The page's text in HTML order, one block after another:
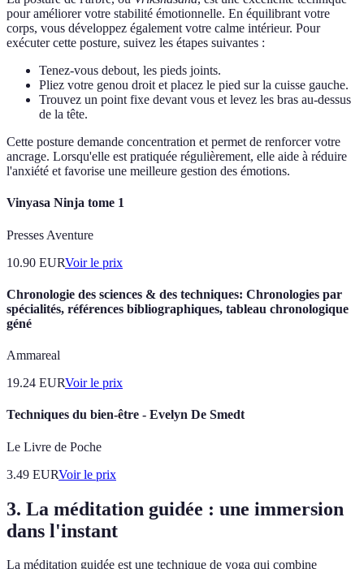
pour améliorer votre stabilité émotionnelle. En équilibrant votre
corps, vous développez également votre calme intérieur. Pour
exécuter cette posture, suivez les étapes suivantes :
Tenez-vous debout, les pieds joints.
Pliez votre genou droit et placez le pied sur la cuisse gauche.
Trouvez un point fixe devant vous et levez les bras au-dessus
de la tête.
Cette posture demande concentration et permet de renforcer votre
ancrage. Lorsqu'elle est pratiquée régulièrement, elle aide à réduire
l'anxiété et favorise une meilleure gestion des émotions.
Vinyasa Ninja tome 1
Presses Aventure
10.90 EURVoir le prix
Chronologie des sciences & des techniques: Chronologies par
spécialités, références bibliographiques, tableau chronologique
géné
Ammareal
19.24 EURVoir le prix
Techniques du bien-être - Evelyn De Smedt
Le Livre de Poche
3.49 EURVoir le prix
3. La méditation guidée : une immersion
dans l'instant
La méditation guidée est une technique de yoga qui combine